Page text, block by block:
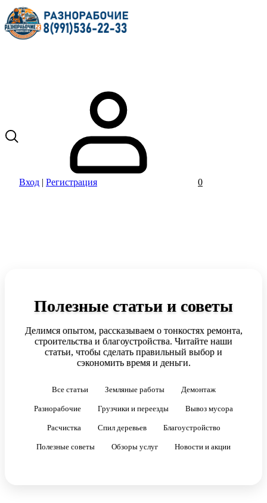
Вход | Регистрация 0
Полезные статьи и советы
Делимся опытом, рассказываем о тонкостях ремонта,
строительства и благоустройства. Читайте наши
статьи, чтобы сделать правильный выбор и
сэкономить время и деньги.
Все статьи Земляные работы Демонтаж
Разнорабочие Грузчики и переезды Вывоз мусора
Расчистка Спил деревьев Благоустройство
Полезные советы Обзоры услуг Новости и акции